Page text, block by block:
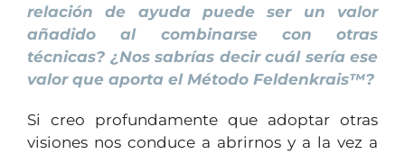
relación de ayuda puede ser un valor
añadido al combinarse con otras
técnicas? ¿Nos sabrías decir cuál sería ese
valor que aporta el Método Feldenkrais™?
Si creo profundamente que adoptar otras
visiones nos conduce a abrirnos y a la vez a